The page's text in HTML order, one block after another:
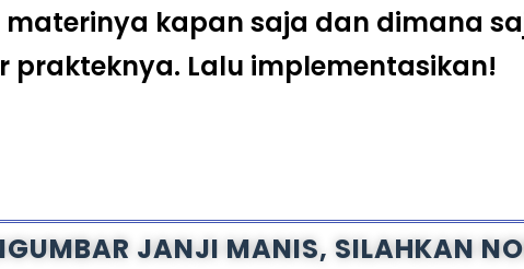
materinya kapan saja dan dimana
prakteknya. Lalu implementasikan!
JANJI MANIS, SILAHKAN